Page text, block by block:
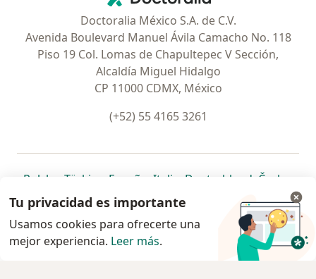
Doctoralia México S.A. de C.V.
Avenida Boulevard Manuel Ávila Camacho No. 118
Piso 19 Col. Lomas de Chapultepec V Sección,
Alcaldía Miguel Hidalgo
CP 11000 CDMX, México
(+52) 55 4165 3261
Polska se abre en una nueva pestaña
Türkiye se abre en una nueva pestaña
España se abre en una nueva pestaña
Italia se abre en una nueva
Deutschlandse abre en
Česko
Portugal
se abre en una nueva pestaña
México se abre en una nueva pestaña
Chile se abre en una nueva pestaña
Brasil se abre en una nueva
se abre en
se
se abre en una nueva
www.doctoralia.com.mx © 2026 - Encuentra tu
Tu privacidad es importante
Usamos cookies para ofrecerte una
mejor experiencia. Leer más.